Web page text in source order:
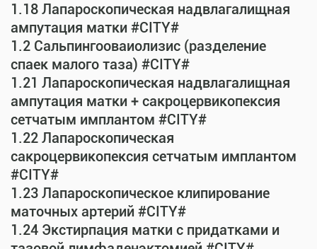
1.18 Лапароскопическая надвлагалищная
ампутация матки #CITY#
1.2 Сальпингооваиолизис (разделение
спаек малого таза) #CITY#
1.21 Лапароскопическая надвлагалищная
ампутация матки + сакроцервикопексия
сетчатым имплантом #CITY#
1.22 Лапароскопическая
сакроцервикопексия сетчатым имплантом
#CITY#
1.23 Лапароскопическое клипирование
маточных артерий #CITY#
1.24 Экстирпация матки с придатками и